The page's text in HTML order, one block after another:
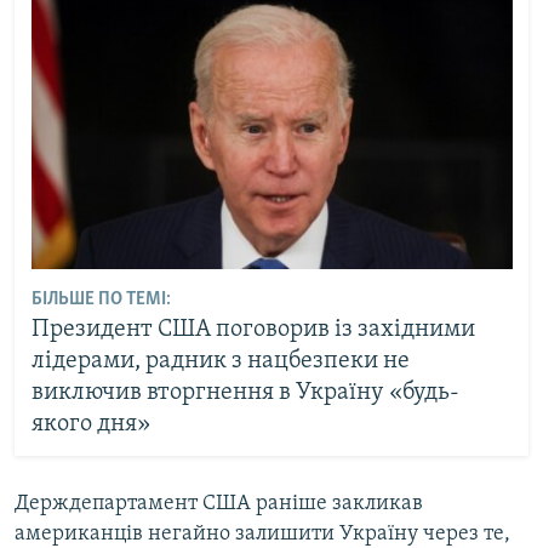
БІЛЬШЕ ПО ТЕМІ:
Президент США поговорив із західними
лідерами, радник з нацбезпеки не
виключив вторгнення в Україну «будь-
якого дня»
Держдепартамент США раніше закликав
американців негайно залишити Україну через те,